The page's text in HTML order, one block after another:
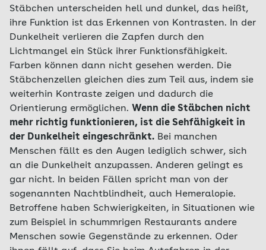
Stäbchen unterscheiden hell und dunkel, das heißt,
ihre Funktion ist das Erkennen von Kontrasten. In der
Dunkelheit verlieren die Zapfen durch den
Lichtmangel ein Stück ihrer Funktionsfähigkeit.
Farben können dann nicht gesehen werden. Die
Stäbchenzellen gleichen dies zum Teil aus, indem sie
weiterhin Kontraste zeigen und dadurch die
Orientierung ermöglichen. Wenn die Stäbchen nicht
mehr richtig funktionieren, ist die Sehfähigkeit in
der Dunkelheit eingeschränkt. Bei manchen
Menschen fällt es den Augen lediglich schwer, sich
an die Dunkelheit anzupassen. Anderen gelingt es
gar nicht. In beiden Fällen spricht man von der
sogenannten Nachtblindheit, auch Hemeralopie.
Betroffene haben Schwierigkeiten, in Situationen wie
zum Beispiel in schummrigen Restaurants andere
Menschen sowie Gegenstände zu erkennen. Oder